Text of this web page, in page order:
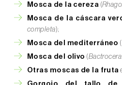
Mosca de la cereza (
Mosca de la cáscara
completa);
Mosca del mediterráneo (
Mosca del olivo (
Otras moscas de la fruta